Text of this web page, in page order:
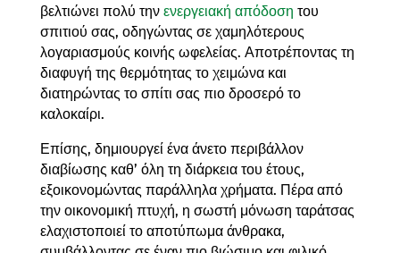
βελτιώνει πολύ την ενεργειακή απόδοση του
σπιτιού σας, οδηγώντας σε χαμηλότερους
λογαριασμούς κοινής ωφελείας. Αποτρέποντας τη
διαφυγή της θερμότητας το χειμώνα και
διατηρώντας το σπίτι σας πιο δροσερό το
καλοκαίρι.
Επίσης, δημιουργεί ένα άνετο περιβάλλον
διαβίωσης καθ’ όλη τη διάρκεια του έτους,
εξοικονομώντας παράλληλα χρήματα. Πέρα από
την οικονομική πτυχή, η σωστή μόνωση ταράτσας
ελαχιστοποιεί το αποτύπωμα άνθρακα,